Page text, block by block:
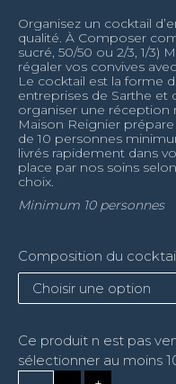
Organisez un cocktail
qualité. À Composer
sucré, 50/50 ou 2/3, 1/3)
régaler vos convives
Le cocktail est la forme
entreprises de Sarthe et
organiser une réception
Maison Reignier
de 10 personnes
livrés rapidement dans
place par nos soins
choix.
Minimum 10 personnes
Composition du
Ce produit n est pas
sélectionner au moins